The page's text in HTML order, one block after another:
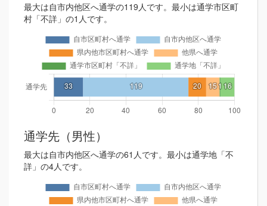
最大は自市内他区へ通学の119人です。最小は通学市区町
村「不詳」の1人です。
通学先（男性）
最大は自市内他区へ通学の61人です。最小は通学地「不
詳」の4人です。